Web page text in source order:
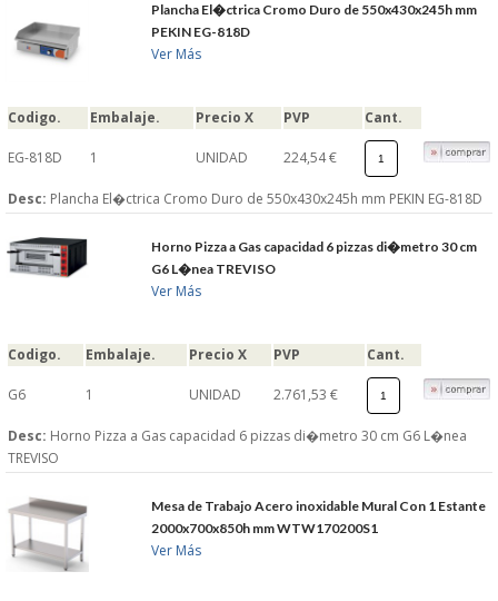
Plancha El�ctrica Cromo Duro de 550x430x245h mm
PEKIN EG-818D
Ver Más
Codigo. Embalaje. Precio X PVP Cant.
EG-818D 1 UNIDAD 224,54 €
Desc: Plancha El�ctrica Cromo Duro de 550x430x245h mm PEKIN EG-818D
Horno Pizza a Gas capacidad 6 pizzas di�metro 30 cm
G6 L�nea TREVISO
Ver Más
Codigo. Embalaje. Precio X PVP Cant.
G6 1 UNIDAD 2.761,53 €
Desc: Horno Pizza a Gas capacidad 6 pizzas di�metro 30 cm G6 L�nea
TREVISO
Mesa de Trabajo Acero inoxidable Mural Con 1 Estante
2000x700x850h mm WTW170200S1
Ver Más